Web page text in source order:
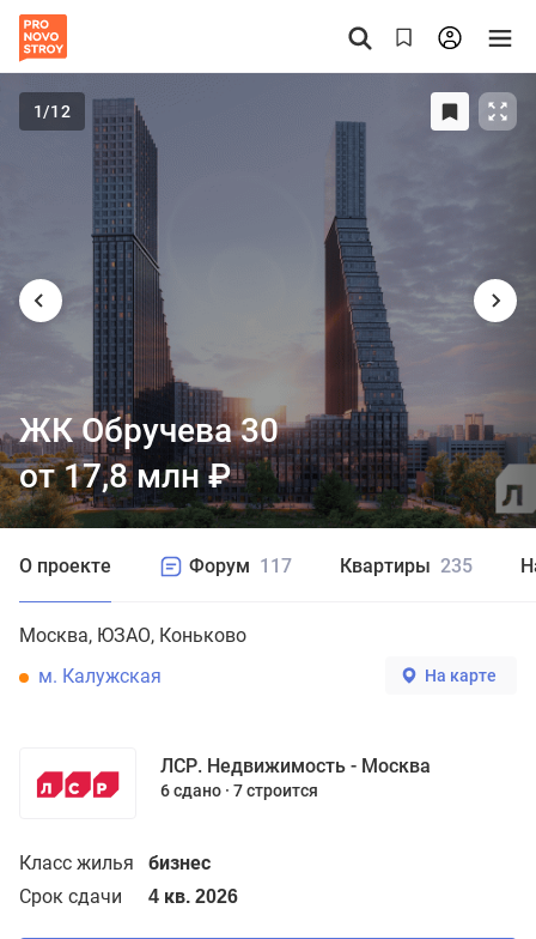
О проекте Форум 117 Квартиры 235
Москва ЮЗАО Коньково
м. Калужская
На карте
ЛСР. Недвижимость - Москва
6 сдано 7 строится
Класс жилья бизнес
Срок сдачи 4 кв. 2026
1/12
ЖК Обручева 30
от 17,8 млн₽